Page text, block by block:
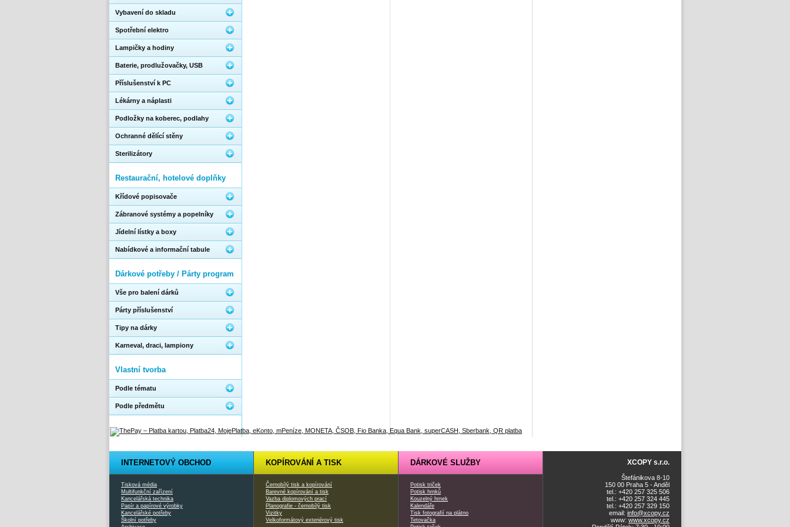
Vybavení do skladu
Spotřební elektro
Lampičky a hodiny
Baterie, prodlužovačky, USB
Příslušenství k PC
Lékárny a náplasti
Podložky na koberec, podlahy
Ochranné dělící stěny
Sterilizátory
Restaurační, hotelové doplňky
Křídové popisovače
Zábranové systémy a popelníky
Jídelní lístky a boxy
Nabídkové a informační tabule
Dárkové potřeby / Párty program
Vše pro balení dárků
Párty příslušenství
Tipy na dárky
Karneval, draci, lampiony
Vlastní tvorba
Podle tématu
Podle předmětu
INTERNETOVÝ OBCHOD
Tisková média
Multifunkční zařízení
Kancelářská technika
Papír a papírové výrobky
Kancelářské potřeby
Školní potřeby
KOPÍROVÁNÍ A TISK
Černobílý tisk a kopírování
Barevné kopírování a tisk
Vazba diplomových prací
Planografie - černobílý tisk
Vizitky
Velkoformátový exteriérový tisk
DÁRKOVÉ SLUŽBY
Potisk triček
Potisk hrnků
Kouzelný hrnek
Kalendáře
Tisk fotografií na plátno
Tetovačka
XCOPY s.r.o.
Štefánikova 8-10
150 00 Praha 5 - Anděl
tel.: +420 257 325 506
tel.: +420 257 324 445
tel.: +420 257 329 150
email: info@xcopy.cz
www: www.xcopy.cz